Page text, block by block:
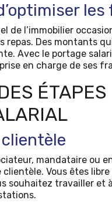
de l’immobilier
repas. Des montants
Avec le portage
en charge de ses
mandataire ou
Vous êtes
souhaitez travailler et